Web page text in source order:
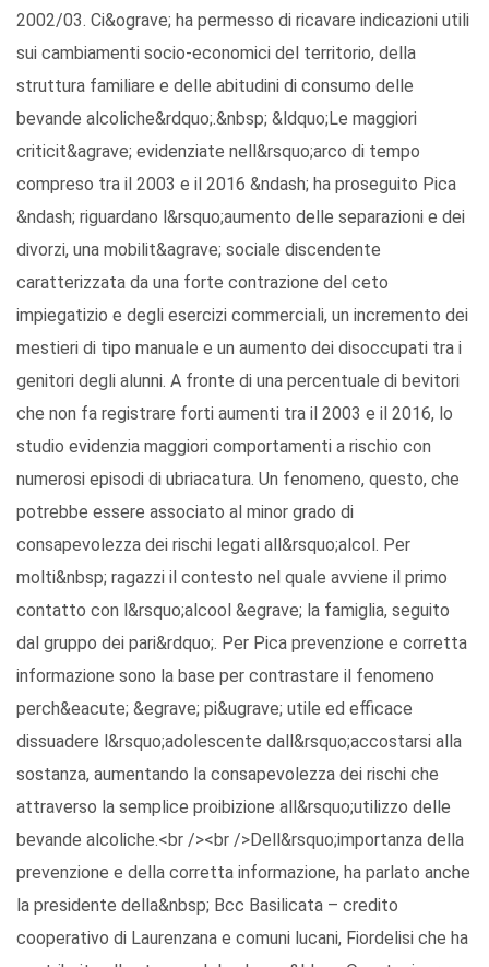
2002/03. Ci&ograve; ha permesso di ricavare indicazioni utili
sui cambiamenti socio-economici del territorio, della
struttura familiare e delle abitudini di consumo delle
bevande alcoliche&rdquo;.&nbsp; &ldquo;Le maggiori
criticit&agrave; evidenziate nell&rsquo;arco di tempo
compreso tra il 2003 e il 2016 &ndash; ha proseguito Pica
&ndash; riguardano l&rsquo;aumento delle separazioni e dei
divorzi, una mobilit&agrave; sociale discendente
caratterizzata da una forte contrazione del ceto
impiegatizio e degli esercizi commerciali, un incremento dei
mestieri di tipo manuale e un aumento dei disoccupati tra i
genitori degli alunni. A fronte di una percentuale di bevitori
che non fa registrare forti aumenti tra il 2003 e il 2016, lo
studio evidenzia maggiori comportamenti a rischio con
numerosi episodi di ubriacatura. Un fenomeno, questo, che
potrebbe essere associato al minor grado di
consapevolezza dei rischi legati all&rsquo;alcol. Per
molti&nbsp; ragazzi il contesto nel quale avviene il primo
contatto con l&rsquo;alcool &egrave; la famiglia, seguito
dal gruppo dei pari&rdquo;. Per Pica prevenzione e corretta
informazione sono la base per contrastare il fenomeno
perch&eacute; &egrave; pi&ugrave; utile ed efficace
dissuadere l&rsquo;adolescente dall&rsquo;accostarsi alla
sostanza, aumentando la consapevolezza dei rischi che
attraverso la semplice proibizione all&rsquo;utilizzo delle
bevande alcoliche.<br /><br />Dell&rsquo;importanza della
prevenzione e della corretta informazione, ha parlato anche
la presidente della&nbsp; Bcc Basilicata – credito
cooperativo di Laurenzana e comuni lucani, Fiordelisi che ha